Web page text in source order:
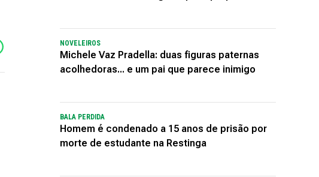
NOVELEIROS
Michele Vaz Pradella: duas figuras paternas
acolhedoras... e um pai que parece inimigo
BALA PERDIDA
Homem é condenado a 15 anos de prisão por
morte de estudante na Restinga